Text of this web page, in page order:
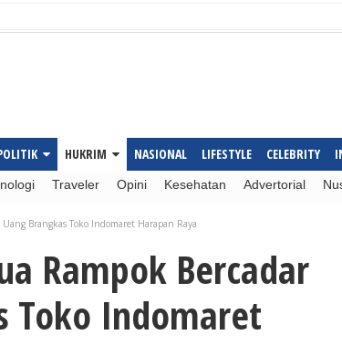
HUKRIM NASIONAL LIFESTYLE CELEBRITY
Traveler Opini Kesehatan Advertorial
Brangkas Toko Indomaret Harapan Raya
Rampok Bercadar
Toko Indomaret